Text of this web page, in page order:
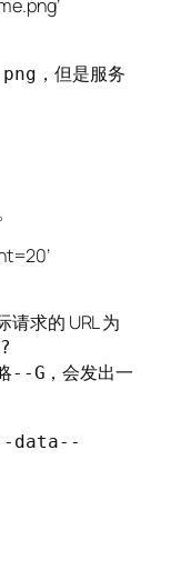
，但是服务
请求的 URL 为
--G ，会发出一
data--